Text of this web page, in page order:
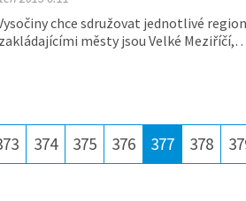
chce sdružovat jednotlivé
městy jsou Velké
374 375 376 377 378